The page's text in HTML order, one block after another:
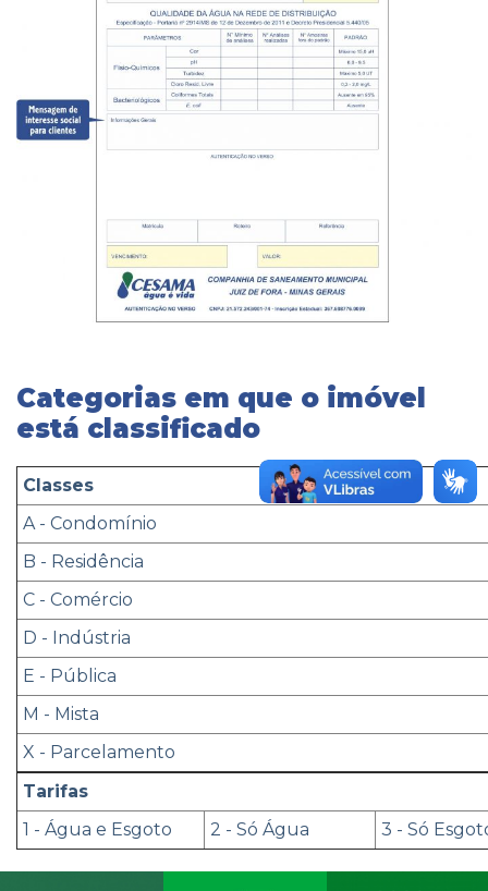
Categorias em que o imóvel
está classificado
Classes
A - Condomínio
B - Residência
C - Comércio
D - Indústria
E - Pública
M - Mista
X - Parcelamento
Tarifas
1 - Água e Esgoto
2 - Só Água 3 - Só